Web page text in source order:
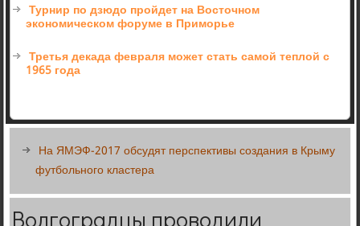
Турнир по дзюдо пройдет на Восточном
экономическом форуме в Приморье
Третья декада февраля может стать самой теплой с
1965 года
На ЯМЭФ-2017 обсудят перспективы создания в Крыму
футбольного кластера
Волгоградцы проводили